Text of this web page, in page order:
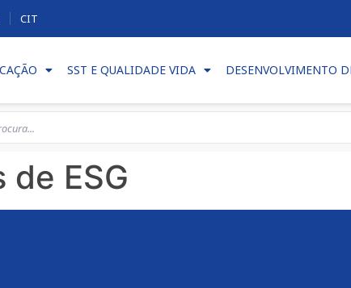
CIT
SST E QUALIDADE VIDA DESENVOLVIMENTO
ESG